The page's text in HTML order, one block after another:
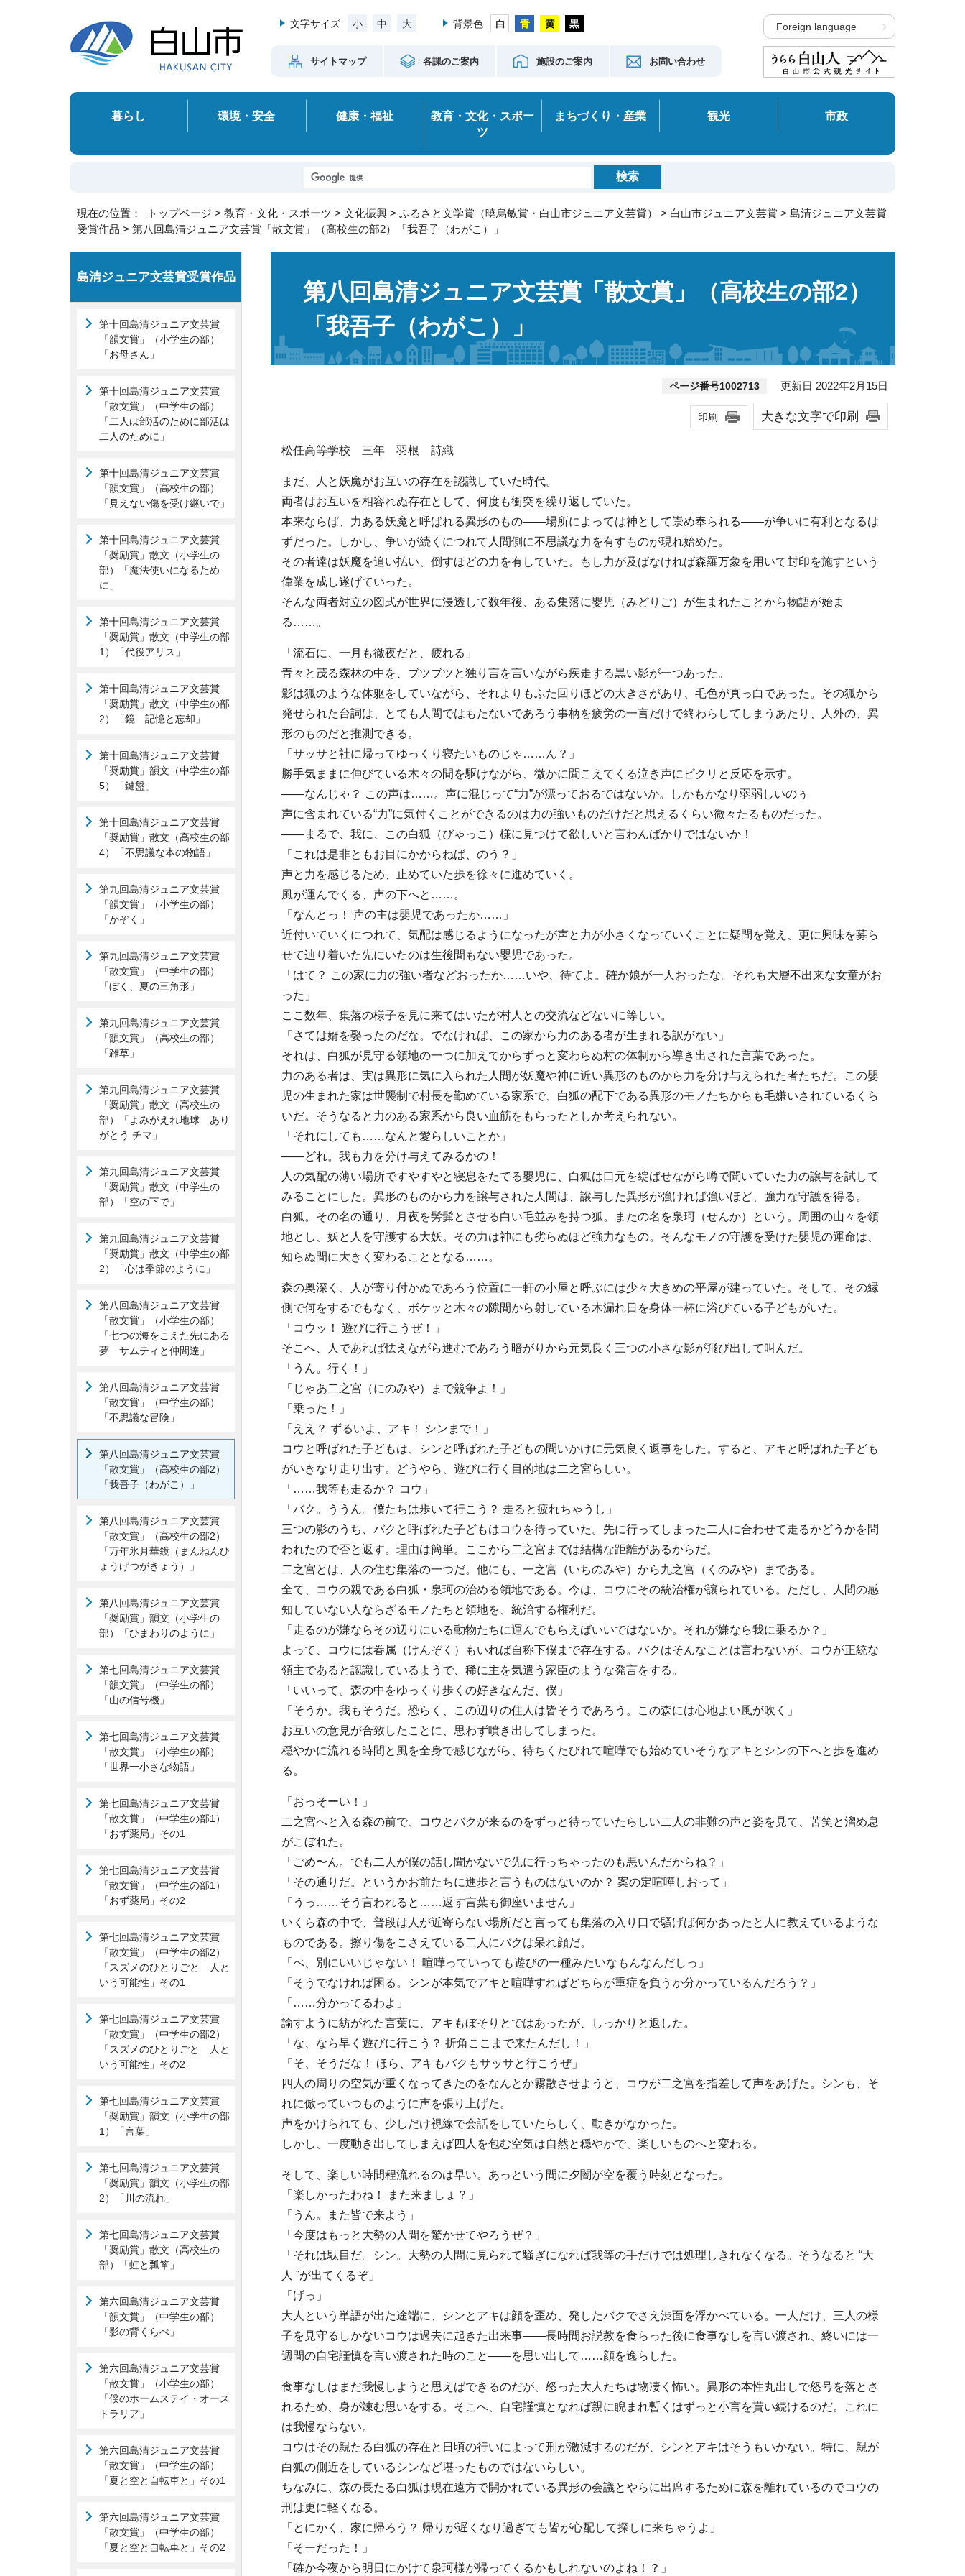
文字サイズ 小 中 大 背景色
サイトマップ 各課のご案内 施設のご案内 お問い合わせ
Foreign language
暮らし 環境・安全 健康・福祉
教育・文化・スポー
ツ
まちづくり・産業 観光 市政
現在の位置： トップページ > 教育・文化・スポーツ > 文化振興 > ふるさと文学賞（暁烏敏賞・白山市ジュニア文芸賞） > 白山市ジュニア文芸賞 > 島清ジュニア文芸賞
受賞作品 > 第八回島清ジュニア文芸賞「散文賞」（高校生の部2）「我吾子（わがこ）」
第八回島清ジュニア文芸賞「散文賞」（高校生の部2）
「我吾子（わがこ）」
ページ番号1002713 更新日 2022年2月15日
印刷 大きな文字で印刷
松任高等学校 三年 羽根 詩織
まだ、人と妖魔がお互いの存在を認識していた時代。
両者はお互いを相容れぬ存在として、何度も衝突を繰り返していた。
本来ならば、力ある妖魔と呼ばれる異形のもの——場所によっては神として崇め奉られる——が争いに有利となるは
ずだった。しかし、争いが続くにつれて人間側に不思議な力を有すものが現れ始めた。
その者達は妖魔を追い払い、倒すほどの力を有していた。もし力が及ばなければ森羅万象を用いて封印を施すという
偉業を成し遂げていった。
そんな両者対立の図式が世界に浸透して数年後、ある集落に嬰児（みどりご）が生まれたことから物語が始ま
る……。
「流石に、一月も徹夜だと、疲れる」
青々と茂る森林の中を、ブツブツと独り言を言いながら疾走する黒い影が一つあった。
影は狐のような体躯をしていながら、それよりもふた回りほどの大きさがあり、毛色が真っ白であった。その狐から
発せられた台詞は、とても人間ではもたないであろう事柄を疲労の一言だけで終わらしてしまうあたり、人外の、異
形のものだと推測できる。
「サッサと社に帰ってゆっくり寝たいものじゃ……ん？」
勝手気ままに伸びている木々の間を駆けながら、微かに聞こえてくる泣き声にピクリと反応を示す。
——なんじゃ？ この声は……。声に混じって“力”が漂っておるではないか。しかもかなり弱弱しいのぅ
声に含まれている“力”に気付くことができるのは力の強いものだけだと思えるくらい微々たるものだった。
——まるで、我に、この白狐（びゃっこ）様に見つけて欲しいと言わんばかりではないか！
「これは是非ともお目にかからねば、のう？」
声と力を感じるため、止めていた歩を徐々に進めていく。
風が運んでくる、声の下へと……。
「なんとっ！ 声の主は嬰児であったか……」
近付いていくにつれて、気配は感じるようになったが声と力が小さくなっていくことに疑問を覚え、更に興味を募ら
せて辿り着いた先にいたのは生後間もない嬰児であった。
「はて？ この家に力の強い者などおったか……いや、待てよ。確か娘が一人おったな。それも大層不出来な女童がお
った」
ここ数年、集落の様子を見に来てはいたが村人との交流などないに等しい。
「さては婿を娶ったのだな。でなければ、この家から力のある者が生まれる訳がない」
それは、白狐が見守る領地の一つに加えてからずっと変わらぬ村の体制から導き出された言葉であった。
力のある者は、実は異形に気に入られた人間が妖魔や神に近い異形のものから力を分け与えられた者たちだ。この嬰
児の生まれた家は世襲制で村長を勤めている家系で、白狐の配下である異形のモノたちからも毛嫌いされているくら
いだ。そうなると力のある家系から良い血筋をもらったとしか考えられない。
「それにしても……なんと愛らしいことか」
——どれ。我も力を分け与えてみるかの！
人の気配の薄い場所ですやすやと寝息をたてる嬰児に、白狐は口元を綻ばせながら噂で聞いていた力の譲与を試して
みることにした。異形のものから力を譲与された人間は、譲与した異形が強ければ強いほど、強力な守護を得る。
白狐。その名の通り、月夜を髣髴とさせる白い毛並みを持つ狐。またの名を泉珂（せんか）という。周囲の山々を領
地とし、妖と人を守護する大妖。その力は神にも劣らぬほど強力なもの。そんなモノの守護を受けた嬰児の運命は、
知らぬ間に大きく変わることとなる……。
森の奥深く、人が寄り付かぬであろう位置に一軒の小屋と呼ぶには少々大きめの平屋が建っていた。そして、その縁
側で何をするでもなく、ボケッと木々の隙間から射している木漏れ日を身体一杯に浴びている子どもがいた。
「コウッ！ 遊びに行こうぜ！」
そこへ、人であれば怯えながら進むであろう暗がりから元気良く三つの小さな影が飛び出して叫んだ。
「うん。行く！」
「じゃあ二之宮（にのみや）まで競争よ！」
「乗った！」
「ええ？ ずるいよ、アキ！ シンまで！」
コウと呼ばれた子どもは、シンと呼ばれた子どもの問いかけに元気良く返事をした。すると、アキと呼ばれた子ども
がいきなり走り出す。どうやら、遊びに行く目的地は二之宮らしい。
「……我等も走るか？ コウ」
「バク。ううん。僕たちは歩いて行こう？ 走ると疲れちゃうし」
三つの影のうち、バクと呼ばれた子どもはコウを待っていた。先に行ってしまった二人に合わせて走るかどうかを問
われたので否と返す。理由は簡単。ここから二之宮までは結構な距離があるからだ。
二之宮とは、人の住む集落の一つだ。他にも、一之宮（いちのみや）から九之宮（くのみや）まである。
全て、コウの親である白狐・泉珂の治める領地である。今は、コウにその統治権が譲られている。ただし、人間の感
知していない人ならざるモノたちと領地を、統治する権利だ。
「走るのが嫌ならその辺りにいる動物たちに運んでもらえばいいではないか。それが嫌なら我に乗るか？」
よって、コウには眷属（けんぞく）もいれば自称下僕まで存在する。バクはそんなことは言わないが、コウが正統な
領主であると認識しているようで、稀に主を気遣う家臣のような発言をする。
「いいって。森の中をゆっくり歩くの好きなんだ、僕」
「そうか。我もそうだ。恐らく、この辺りの住人は皆そうであろう。この森には心地よい風が吹く」
お互いの意見が合致したことに、思わず噴き出してしまった。
穏やかに流れる時間と風を全身で感じながら、待ちくたびれて喧嘩でも始めていそうなアキとシンの下へと歩を進め
る。
「おっそーい！」
二之宮へと入る森の前で、コウとバクが来るのをずっと待っていたらしい二人の非難の声と姿を見て、苦笑と溜め息
がこぼれた。
「ごめ〜ん。でも二人が僕の話し聞かないで先に行っちゃったのも悪いんだからね？」
「その通りだ。というかお前たちに進歩と言うものはないのか？ 案の定喧嘩しおって」
「うっ……そう言われると……返す言葉も御座いません」
いくら森の中で、普段は人が近寄らない場所だと言っても集落の入り口で騒げば何かあったと人に教えているような
ものである。擦り傷をこさえている二人にバクは呆れ顔だ。
「べ、別にいいじゃない！ 喧嘩っていっても遊びの一種みたいなもんなんだしっ」
「そうでなければ困る。シンが本気でアキと喧嘩すればどちらが重症を負うか分かっているんだろう？」
「……分かってるわよ」
諭すように紡がれた言葉に、アキもぼそりとではあったが、しっかりと返した。
「な、なら早く遊びに行こう？ 折角ここまで来たんだし！」
「そ、そうだな！ ほら、アキもバクもサッサと行こうぜ」
四人の周りの空気が重くなってきたのをなんとか霧散させようと、コウが二之宮を指差して声をあげた。シンも、そ
れに倣っていつものように声を張り上げた。
声をかけられても、少しだけ視線で会話をしていたらしく、動きがなかった。
しかし、一度動き出してしまえば四人を包む空気は自然と穏やかで、楽しいものへと変わる。
そして、楽しい時間程流れるのは早い。あっという間に夕闇が空を覆う時刻となった。
「楽しかったわね！ また来ましょ？」
「うん。また皆で来よう」
「今度はもっと大勢の人間を驚かせてやろうぜ？」
「それは駄目だ。シン。大勢の人間に見られて騒ぎになれば我等の手だけでは処理しきれなくなる。そうなると “大
人 ”が出てくるぞ」
「げっ」
大人という単語が出た途端に、シンとアキは顔を歪め、発したバクでさえ渋面を浮かべている。一人だけ、三人の様
子を見守るしかないコウは過去に起きた出来事——長時間お説教を食らった後に食事なしを言い渡され、終いには一
週間の自宅謹慎を言い渡された時のこと——を思い出して……顔を逸らした。
食事なしはまだ我慢しようと思えばできるのだが、怒った大人たちは物凄く怖い。異形の本性丸出しで怒号を落とさ
れるため、身が竦む思いをする。そこへ、自宅謹慎となれば親に睨まれ暫くはずっと小言を貰い続けるのだ。これに
は我慢ならない。
コウはその親たる白狐の存在と日頃の行いによって刑が激減するのだが、シンとアキはそうもいかない。特に、親が
白狐の側近をしているシンなど堪ったものではないらしい。
ちなみに、森の長たる白狐は現在遠方で開かれている異形の会議とやらに出席するために森を離れているのでコウの
刑は更に軽くなる。
「とにかく、家に帰ろう？ 帰りが遅くなり過ぎても皆が心配して探しに来ちゃうよ」
「そーだった！」
「確か今夜から明日にかけて泉珂様が帰ってくるかもしれないのよね！？」
島清ジュニア文芸賞受賞作品
第十回島清ジュニア文芸賞
「韻文賞」（小学生の部）
「お母さん」
第十回島清ジュニア文芸賞
「散文賞」（中学生の部）
「二人は部活のために部活は
二人のために」
第十回島清ジュニア文芸賞
「韻文賞」（高校生の部）
「見えない傷を受け継いで」
第十回島清ジュニア文芸賞
「奨励賞」散文（小学生の
部）「魔法使いになるため
に」
第十回島清ジュニア文芸賞
「奨励賞」散文（中学生の部
1）「代役アリス」
第十回島清ジュニア文芸賞
「奨励賞」散文（中学生の部
2）「鏡 記憶と忘却」
第十回島清ジュニア文芸賞
「奨励賞」韻文（中学生の部
5）「鍵盤」
第十回島清ジュニア文芸賞
「奨励賞」散文（高校生の部
4）「不思議な本の物語」
第九回島清ジュニア文芸賞
「韻文賞」（小学生の部）
「かぞく」
第九回島清ジュニア文芸賞
「散文賞」（中学生の部）
「ぼく、夏の三角形」
第九回島清ジュニア文芸賞
「韻文賞」（高校生の部）
「雑草」
第九回島清ジュニア文芸賞
「奨励賞」散文（高校生の
部）「よみがえれ地球 あり
がとう チマ」
第九回島清ジュニア文芸賞
「奨励賞」散文（中学生の
部）「空の下で」
第九回島清ジュニア文芸賞
「奨励賞」散文（中学生の部
2）「心は季節のように」
第八回島清ジュニア文芸賞
「散文賞」（小学生の部）
「七つの海をこえた先にある
夢 サムティと仲間達」
第八回島清ジュニア文芸賞
「散文賞」（中学生の部）
「不思議な冒険」
第八回島清ジュニア文芸賞
「散文賞」（高校生の部2）
「我吾子（わがこ）」
第八回島清ジュニア文芸賞
「散文賞」（高校生の部2）
「万年氷月華鏡（まんねんひ
ょうげつがきょう）」
第八回島清ジュニア文芸賞
「奨励賞」韻文（小学生の
部）「ひまわりのように」
第七回島清ジュニア文芸賞
「韻文賞」（中学生の部）
「山の信号機」
第七回島清ジュニア文芸賞
「散文賞」（小学生の部）
「世界一小さな物語」
第七回島清ジュニア文芸賞
「散文賞」（中学生の部1）
「おず薬局」その1
第七回島清ジュニア文芸賞
「散文賞」（中学生の部1）
「おず薬局」その2
第七回島清ジュニア文芸賞
「散文賞」（中学生の部2）
「スズメのひとりごと 人と
いう可能性」その1
第七回島清ジュニア文芸賞
「散文賞」（中学生の部2）
「スズメのひとりごと 人と
いう可能性」その2
第七回島清ジュニア文芸賞
「奨励賞」韻文（小学生の部
1）「言葉」
第七回島清ジュニア文芸賞
「奨励賞」韻文（小学生の部
2）「川の流れ」
第七回島清ジュニア文芸賞
「奨励賞」散文（高校生の
部）「虹と瓢箪」
第六回島清ジュニア文芸賞
「韻文賞」（中学生の部）
「影の背くらべ」
第六回島清ジュニア文芸賞
「散文賞」（小学生の部）
「僕のホームステイ・オース
トラリア」
第六回島清ジュニア文芸賞
「散文賞」（中学生の部）
「夏と空と自転車と」その1
第六回島清ジュニア文芸賞
「散文賞」（中学生の部）
「夏と空と自転車と」その2